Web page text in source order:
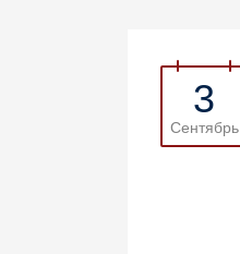
3
Сентябрь